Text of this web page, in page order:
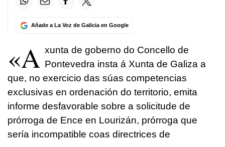
Añade a La Voz de Galicia en Google
«A xunta de goberno do Concello de
Pontevedra insta á Xunta de Galiza a
que, no exercicio das súas competencias
exclusivas en ordenación do territorio, emita
informe desfavorable sobre a solicitude de
prórroga de Ence en Lourizán, prórroga que
sería incompatible coas directrices de